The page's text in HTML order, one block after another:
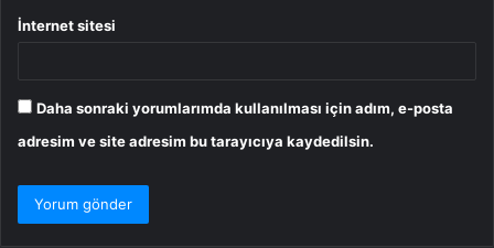
İnternet sitesi
Daha sonraki yorumlarımda kullanılması için adım, e-posta
adresim ve site adresim bu tarayıcıya kaydedilsin.